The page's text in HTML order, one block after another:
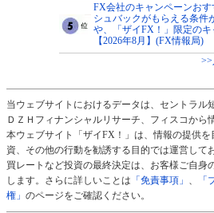
FX会社のキャンペーンおす
シュバックがもらえる条件
や、「ザイFX！」限定の
【2026年8月】(FX情報局)
当ウェブサイトにおけるデータは、セントラル
ＤＺＨフィナンシャルリサーチ、フィスコから
本ウェブサイト「ザイFX！」は、情報の提供
資、その他の行動を勧誘する目的では運営して
買レートなど投資の最終決定は、お客様ご自身
します。さらに詳しいことは 「免責事項」
権」 のページをご確認ください。